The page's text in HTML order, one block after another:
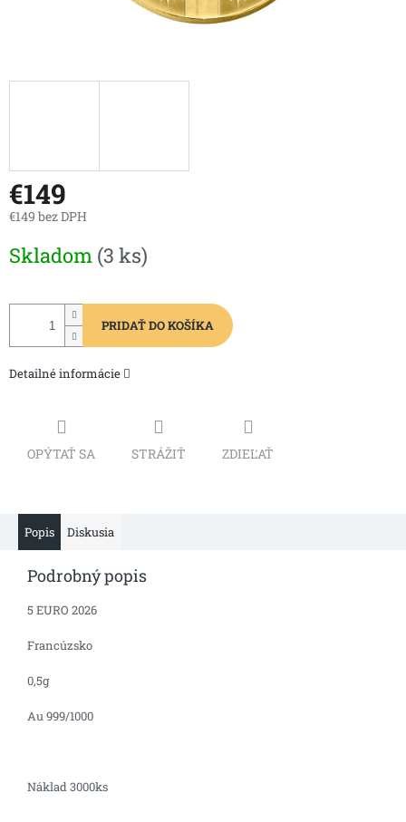
€149
€149 bez DPH
cena:
Skladom (3 ks)
PRIDAŤ DO KOŠÍKA
Detailné informácie
OPÝTAŤ SA STRÁŽIŤ ZDIEĽAŤ
Popis Diskusia
Podrobný popis
5 EURO 2026
Francúzsko
0,5g
Au 999/1000
Náklad 3000ks